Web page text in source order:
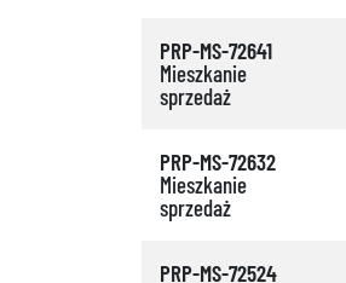
PRP-MS-72641
Mieszkanie
sprzedaż
PRP-MS-72632
Mieszkanie
sprzedaż
PRP-MS-72524